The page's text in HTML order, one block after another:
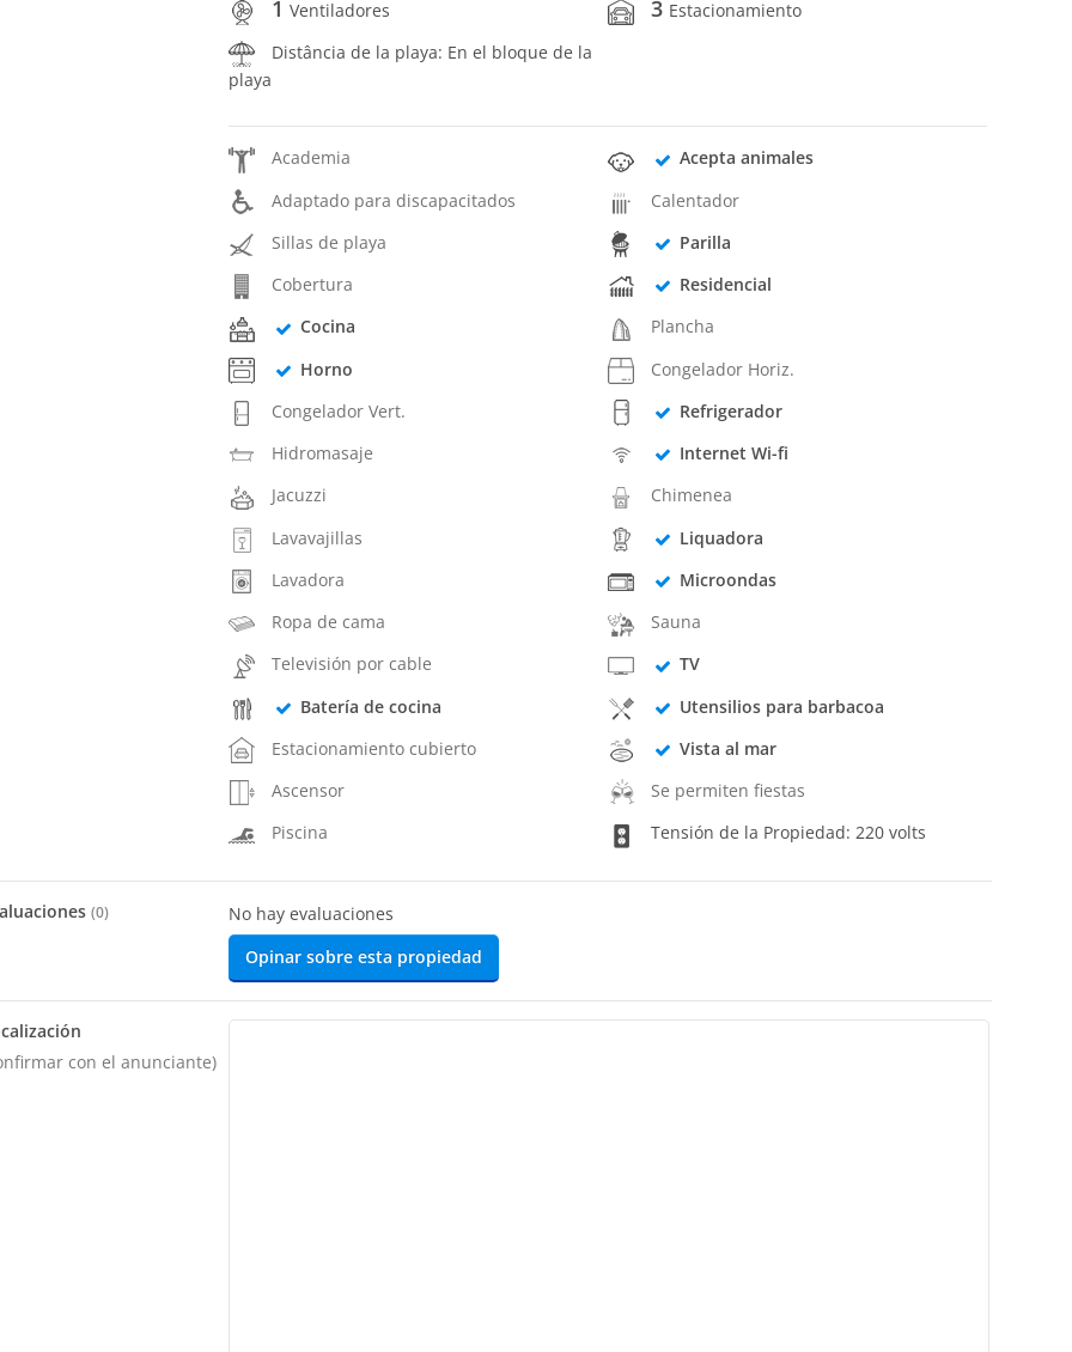
1Ventiladores 3 Estacionamiento
Distância de la playa: En el bloque de la
playa
Academia
Acepta animales
Adaptado para discapacitados
Calentador
Sillas de playa
Parilla
Cobertura
Residencial
Cocina
Plancha
Horno
Congelador Horiz.
Congelador Vert.
Refrigerador
Hidromasaje
Internet Wi-fi
Jacuzzi
Chimenea
Lavavajillas
Liquadora
Lavadora
Microondas
Ropa de cama
Sauna
Televisión por cable
TV
Batería de cocina
Utensilios para barbacoa
Estacionamiento cubierto
Vista al mar
Ascensor
Se permiten fiestas
Piscina
Tensión de la Propiedad: 220 volts
(0)
No hay evaluaciones
Opinar sobre esta propiedad
con el anunciante)